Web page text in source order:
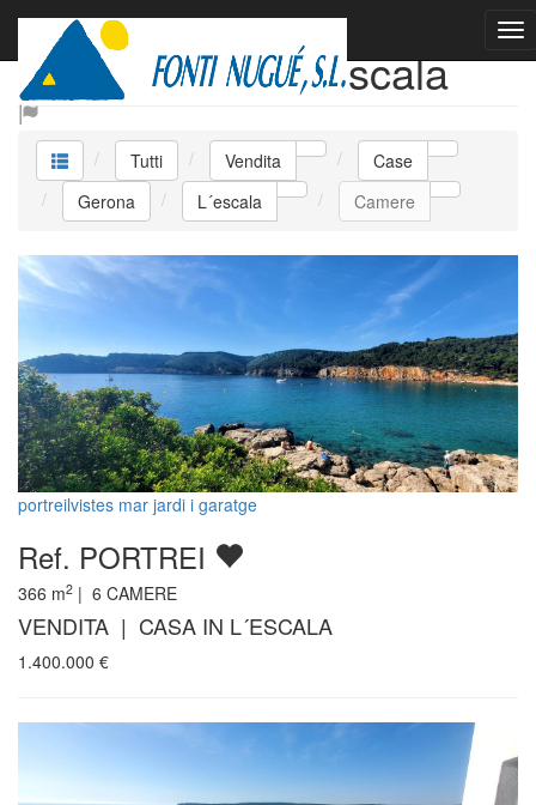
Vendita Case L´escala
Tutti Vendita
Case
Gerona
L´escala Camere
portreilvistes mar jardi i garatge
Ref. PORTREI
366 m2 | 6 CAMERE
VENDITA | CASA IN L´ESCALA
1.400.000 €